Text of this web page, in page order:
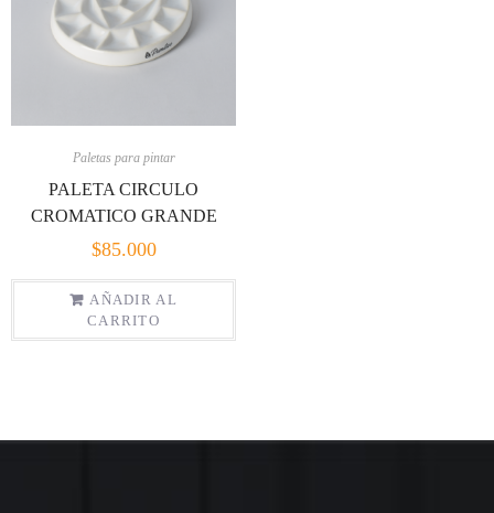
Paletas para pintar
PALETA CIRCULO
CROMATICO GRANDE
$85.000
AÑADIR AL
CARRITO